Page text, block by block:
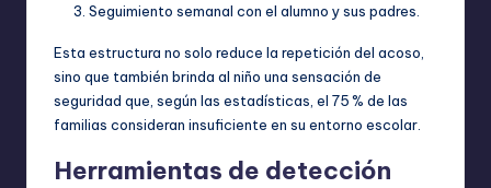
Seguimiento semanal con el alumno y sus padres.
Esta estructura no solo reduce la repetición del acoso,
sino que también brinda al niño una sensación de
seguridad que, según las estadísticas, el 75 % de las
familias consideran insuficiente en su entorno escolar.
Herramientas de detección